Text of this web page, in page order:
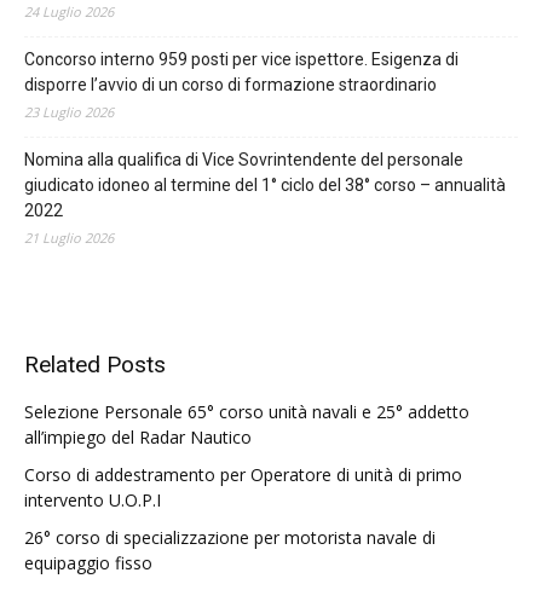
24 Luglio 2026
Concorso interno 959 posti per vice ispettore. Esigenza di
disporre l’avvio di un corso di formazione straordinario
23 Luglio 2026
Nomina alla qualifica di Vice Sovrintendente del personale
giudicato idoneo al termine del 1° ciclo del 38° corso – annualità
2022
21 Luglio 2026
Related Posts
Selezione Personale 65° corso unità navali e 25° addetto
all’impiego del Radar Nautico
Corso di addestramento per Operatore di unità di primo
intervento U.O.P.I
26° corso di specializzazione per motorista navale di
equipaggio fisso